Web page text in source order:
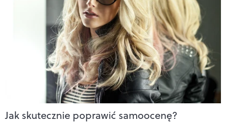
Jak skutecznie poprawić samoocenę?